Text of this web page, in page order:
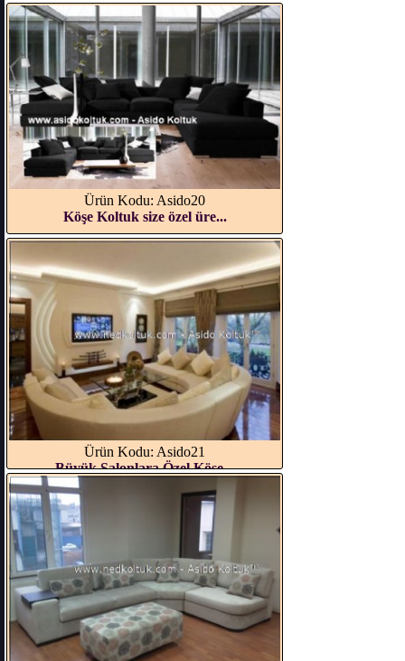
Ürün Kodu: Asido20
Köşe Koltuk size özel üre...
Ürün Kodu: Asido21
Büyük Salonlara Özel Köşe...